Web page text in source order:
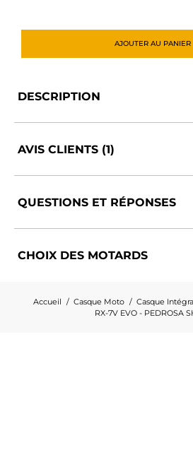
AJOUTER AU PANIER
DESCRIPTION
AVIS CLIENTS (1)
QUESTIONS ET RÉPONSES
CHOIX DES MOTARDS
Accueil Casque Moto Casque
RX-7V EVO - PEDROSA